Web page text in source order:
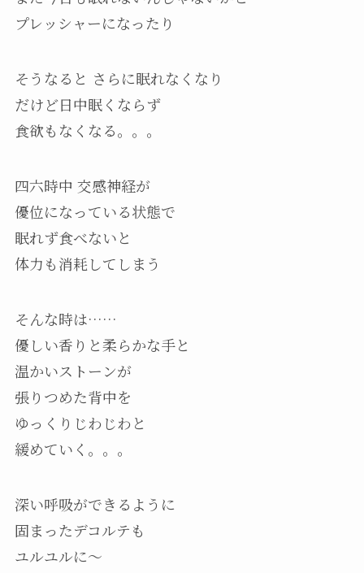
プレッシャーになったり
そうなると さらに眠れなくなり
だけど日中眠くならず
食欲もなくなる。。。
四六時中 交感神経が
優位になっている状態で
眠れず食べないと
体力も消耗してしまう
そんな時は……
優しい香りと柔らかな手と
温かいストーンが
張りつめた背中を
ゆっくりじわじわと
緩めていく。。。
深い呼吸ができるように
固まったデコルテも
ユルユルに～